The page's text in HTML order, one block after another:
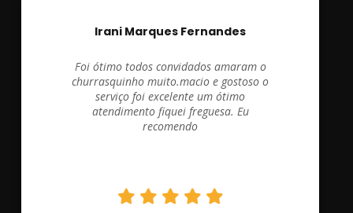
Irani Marques Fernandes
Foi ótimo todos convidados amaram o
churrasquinho muito.macio e gostoso o
serviço foi excelente um ótimo
atendimento fiquei freguesa. Eu
recomendo